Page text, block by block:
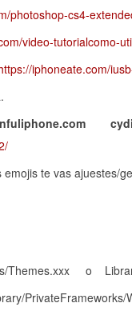
photoshop-cs4-
video-tutorialcomo-
iphoneate.com/
te vas ajuestes/
Themes.xxx o
PrivateFrameworks/